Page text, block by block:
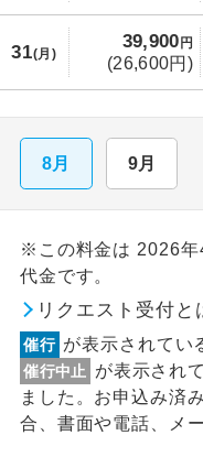
31(月)
39,900 円
(26,600円)
8月 9月
※この料金は 2026年
代金です。
リクエスト受付と
催行 が表示されてい
催行中止
が表示され
ました。お申込み済
合、書面や電話、メ